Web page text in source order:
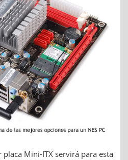
Mini-ITX servirá para esta